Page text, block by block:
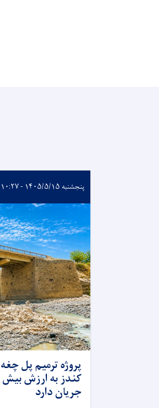
پنجشنبه ۱۴۰۵/۵/۱۵ - ۱۰:۲۷
پروژه ترمیم پل
جریان دارد